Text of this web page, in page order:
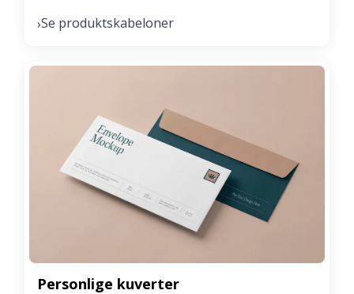
›Se produktskabeloner
Personlige kuverter